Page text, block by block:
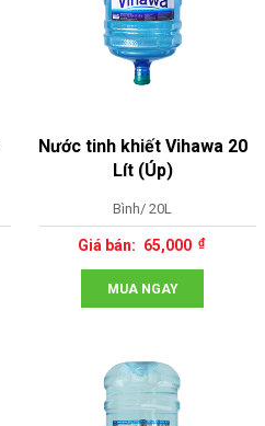
Nước tinh khiết Vihawa 20
Lít (Úp)
Bình/ 20L
65,000
MUA NGAY